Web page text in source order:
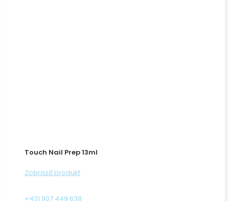
Touch Nail Prep 13ml
Zobraziť produkt
+421 907 449 638